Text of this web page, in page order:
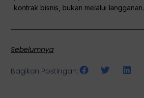
kontrak bisnis, bukan melalui langganan.
Sebelumnya
Bagikan Postingan: